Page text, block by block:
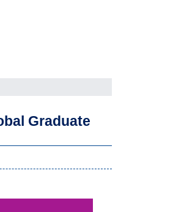
Graduate